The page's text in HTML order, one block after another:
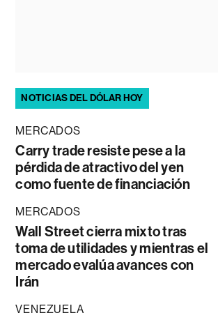
NOTICIAS DEL DÓLAR HOY
MERCADOS
Carry trade resiste pese a la
pérdida de atractivo del yen
como fuente de financiación
MERCADOS
Wall Street cierra mixto tras
toma de utilidades y mientras el
mercado evalúa avances con
Irán
VENEZUELA